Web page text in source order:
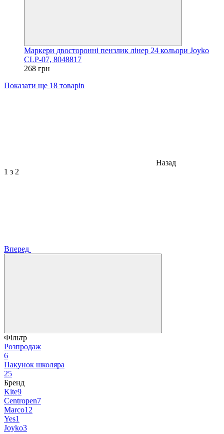
Маркери двосторонні пензлик лінер 24 кольори Joyko
CLP-07, 8048817
268 грн
Показати ще 18 товарів
Назад
1 з 2
Вперед
Фільтр
Розпродаж
6
Пакунок школяра
25
Бренд
Kite9
Centropen7
Marco12
Yes1
Joyko3